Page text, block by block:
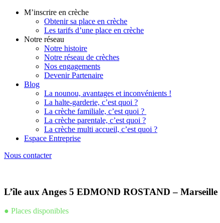
M’inscrire en crèche
Obtenir sa place en crèche
Les tarifs d’une place en crèche
Notre réseau
Notre histoire
Notre réseau de crèches
Nos engagements
Devenir Partenaire
Blog
La nounou, avantages et inconvénients !
La halte-garderie, c’est quoi ?
La crèche familiale, c’est quoi ?
La crèche parentale, c’est quoi ?
La crèche multi accueil, c’est quoi ?
Espace Entreprise
Nous contacter
L’île aux Anges 5 EDMOND ROSTAND – Marseille
● Places disponibles